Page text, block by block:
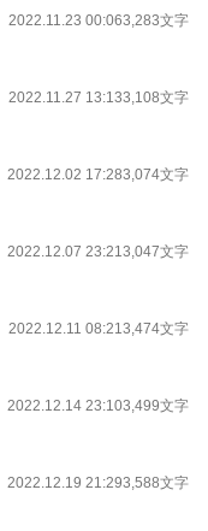
2022.11.23 00:063,283文字
2022.11.27 13:133,108文字
2022.12.02 17:283,074文字
2022.12.07 23:213,047文字
2022.12.11 08:213,474文字
2022.12.14 23:103,499文字
2022.12.19 21:293,588文字